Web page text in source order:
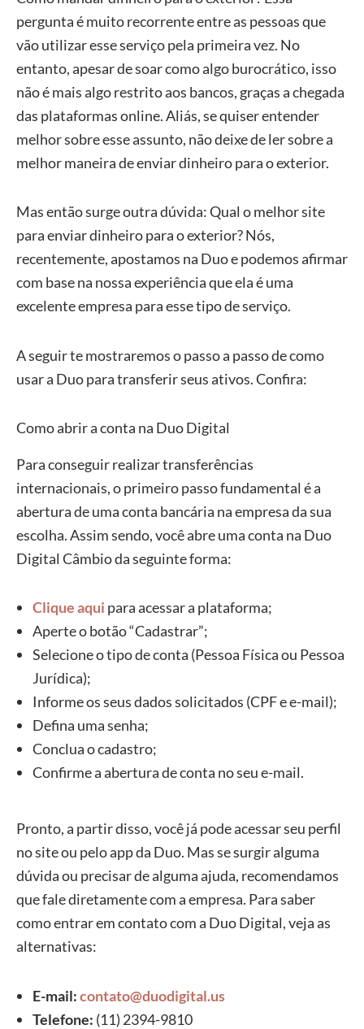
pergunta é muito recorrente entre as pessoas que
vão utilizar esse serviço pela primeira vez. No
entanto, apesar de soar como algo burocrático, isso
não é mais algo restrito aos bancos, graças a chegada
das plataformas online. Aliás, se quiser entender
melhor sobre esse assunto, não deixe de ler sobre a
melhor maneira de enviar dinheiro para o exterior.
Mas então surge outra dúvida: Qual o melhor site
para enviar dinheiro para o exterior? Nós,
recentemente, apostamos na Duo e podemos afirmar
com base na nossa experiência que ela é uma
excelente empresa para esse tipo de serviço.
A seguir te mostraremos o passo a passo de como
usar a Duo para transferir seus ativos. Confira:
Como abrir a conta na Duo Digital
Para conseguir realizar transferências
internacionais, o primeiro passo fundamental é a
abertura de uma conta bancária na empresa da sua
escolha. Assim sendo, você abre uma conta na Duo
Digital Câmbio da seguinte forma:
Clique aqui para acessar a plataforma;
Aperte o botão “Cadastrar”;
Selecione o tipo de conta (Pessoa Física ou Pessoa
Jurídica);
Informe os seus dados solicitados (CPF e e-mail);
Defina uma senha;
Conclua o cadastro;
Confirme a abertura de conta no seu e-mail.
Pronto, a partir disso, você já pode acessar seu perfil
no site ou pelo app da Duo. Mas se surgir alguma
dúvida ou precisar de alguma ajuda, recomendamos
que fale diretamente com a empresa. Para saber
como entrar em contato com a Duo Digital, veja as
alternativas:
E-mail:contato@duodigital.us
Telefone: (11) 2394-9810